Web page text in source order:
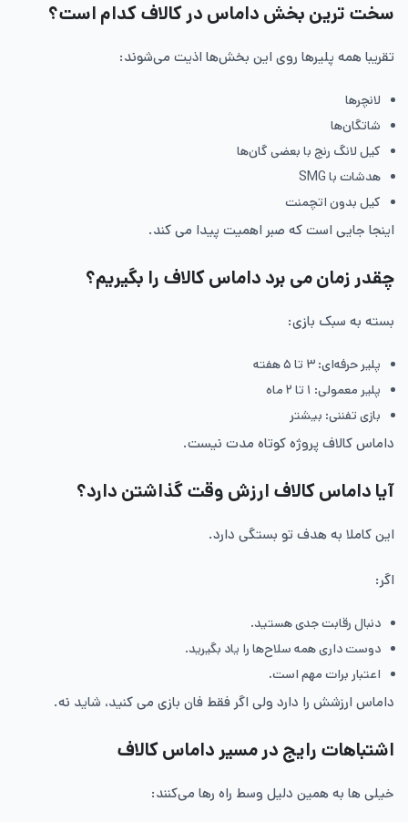
سخت ترین بخش داماس در کالاف کدام است؟
تقریبا همه پلیرها روی این بخش‌ها اذیت می‌شوند:
لانچرها
شاتگان‌ها
کیل لانگ رنج با بعضی گان‌ها
هدشات با SMG
کیل بدون اتچمنت
اینجا جایی است که صبر اهمیت پیدا می کند.
چقدر زمان می برد داماس کالاف را بگیریم؟
بسته به سبک بازی:
پلیر حرفه‌ای: ۳ تا ۵ هفته
پلیر معمولی: ۱ تا ۲ ماه
بازی تفننی: بیشتر
داماس کالاف پروژه کوتاه مدت نیست.
آیا داماس کالاف ارزش وقت گذاشتن دارد؟
این کاملا به هدف تو بستگی دارد.
اگر:
دنبال رقابت جدی هستید.
دوست داری همه سلاح‌ها را یاد بگیرید.
اعتبار برات مهم است.
داماس ارزشش را دارد ولی اگر فقط فان بازی می کنید، شاید نه.
اشتباهات رایج در مسیر داماس کالاف
خیلی ها به همین دلیل وسط راه رها می‌کنند: